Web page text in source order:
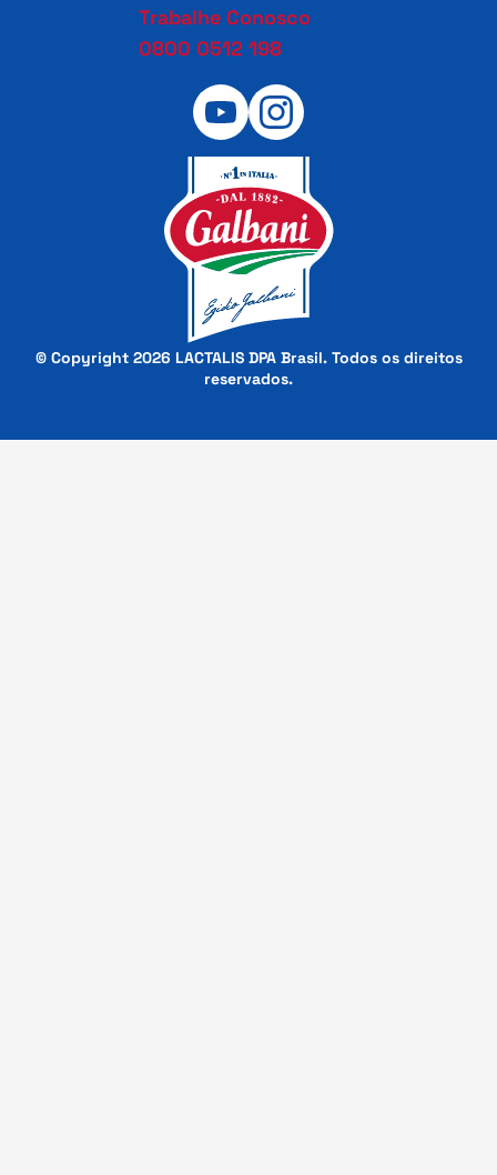
Trabalhe Conosco
0800 0512 198
© Copyright 2026 LACTALIS DPA Brasil. Todos os direitos
reservados.